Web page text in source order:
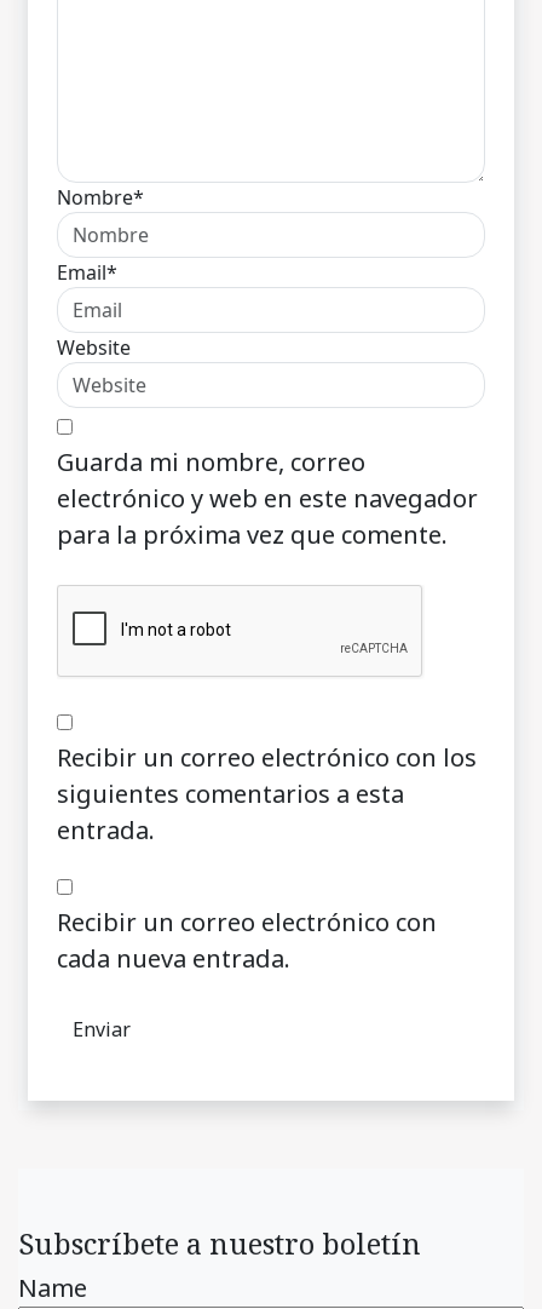
Nombre*
Email*
Website
Guarda mi nombre, correo
electrónico y web en este navegador
para la próxima vez que comente.
Recibir un correo electrónico con los
siguientes comentarios a esta
entrada.
Recibir un correo electrónico con
cada nueva entrada.
Subscríbete a nuestro boletín
Name